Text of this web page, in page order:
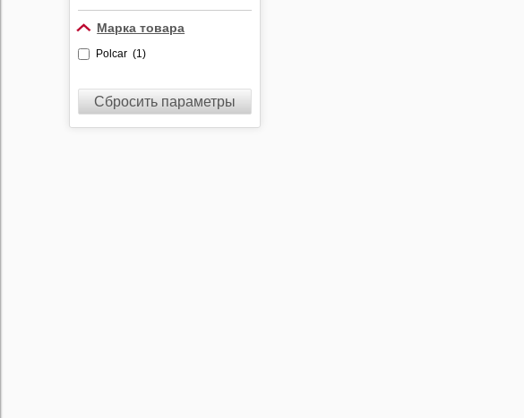
Марка товара
Polcar (1)
Сбросить параметры